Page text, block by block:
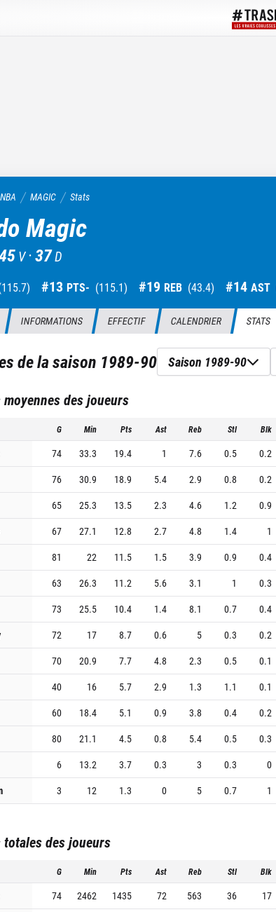
NBA MAGIC Stats
Magic
V ·37D
115.7) #13 PTS- (115.1) #19 REB (43.4) #14 AST
INFORMATIONS EFFECTIF CALENDRIER STATS
de la saison 1989-90 Saison 1989-90
des joueurs
G Min Pts Ast Reb Stl Blk
74 33.3 19.4 1 7.6 0.5 0.2
76 30.9 18.9 5.4 2.9 0.8 0.2
65 25.3 13.5 2.3 4.6 1.2 0.9
67 27.1 12.8 2.7 4.8 1.4 1
81 22 11.5 1.5 3.9 0.9 0.4
63 26.3 11.2 5.6 3.1 1 0.3
73 25.5 10.4 1.4 8.1 0.7 0.4
72 17 8.7 0.6 5 0.3 0.2
70 20.9 7.7 4.8 2.3 0.5 0.1
40 16 5.7 2.9 1.3 1.1 0.1
60 18.4 5.1 0.9 3.8 0.4 0.2
80 21.1 4.5 0.8 5.4 0.5 0.3
6 13.2 3.7 0.3 3 0.3 0
3 12 1.3 0 5 0.7 1
des joueurs
G Min Pts Ast Reb Stl Blk
74 2462 1435 72 563 36 17